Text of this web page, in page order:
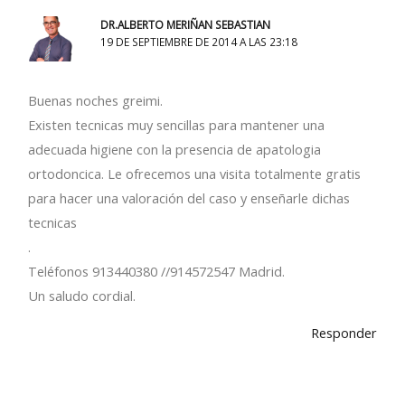
DR.ALBERTO MERIÑAN SEBASTIAN
19 DE SEPTIEMBRE DE 2014 A LAS 23:18
Buenas noches greimi.
Existen tecnicas muy sencillas para mantener una
adecuada higiene con la presencia de apatologia
ortodoncica. Le ofrecemos una visita totalmente gratis
para hacer una valoración del caso y enseñarle dichas
tecnicas
.
Teléfonos 913440380 //914572547 Madrid.
Un saludo cordial.
Responder